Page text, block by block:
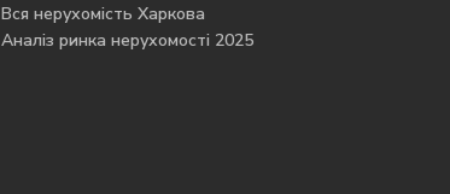
Вся нерухомість Харкова
Аналіз ринка нерухомості 2025